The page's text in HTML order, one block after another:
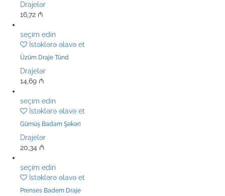
Drajelər
16,72 ₼
seçim edin
İstəklərə əlavə et
Üzüm Draje Tünd
Drajelər
14,69 ₼
seçim edin
İstəklərə əlavə et
Gümüş Badam Şəkəri
Drajelər
20,34 ₼
seçim edin
İstəklərə əlavə et
Prenses Badem Draje